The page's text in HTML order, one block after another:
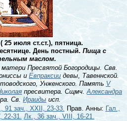
( 25 июля ст.ст.), пятница.
День постный. Пища с
маслом.
матери Пресвятой Богородицы. Свв.
и Евпраксии девы, Тавеннской.
Унженского. Память V
пресвитера. Сщмч.Александра
Св. Ираидыисп.
91 зач., XXII, 23-33. Прав. Анны: Гал.,
22-31. Лк., 36 зач., VIII, 16-21.